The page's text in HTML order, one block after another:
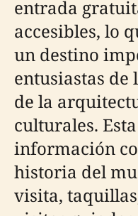
entrada
accesibles, lo
un destino
entusiastas de
de la
culturales.
información
historia del
visita,